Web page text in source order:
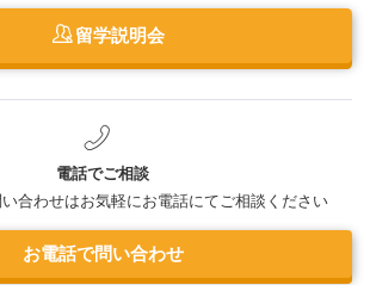
留学説明会
電話でご相談
合わせはお気軽にお電話にてご相談ください
お電話で問い合わせ